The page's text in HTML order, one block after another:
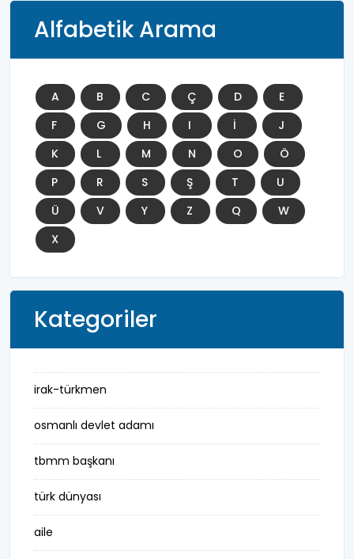
Alfabetik Arama
A B C Ç D
E
F
G H I İ
J
K
L M N O
Ö
P
R S Ş T
U
Ü
V Y Z Q
W
X
Kategoriler
irak-türkmen
osmanlı devlet adamı
tbmm başkanı
türk dünyası
aile